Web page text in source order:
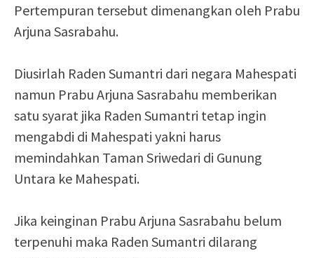
Pertempuran tersebut dimenangkan oleh Prabu
Arjuna Sasrabahu.
Diusirlah Raden Sumantri dari negara Mahespati
namun Prabu Arjuna Sasrabahu memberikan
satu syarat jika Raden Sumantri tetap ingin
mengabdi di Mahespati yakni harus
memindahkan Taman Sriwedari di Gunung
Untara ke Mahespati.
Jika keinginan Prabu Arjuna Sasrabahu belum
terpenuhi maka Raden Sumantri dilarang